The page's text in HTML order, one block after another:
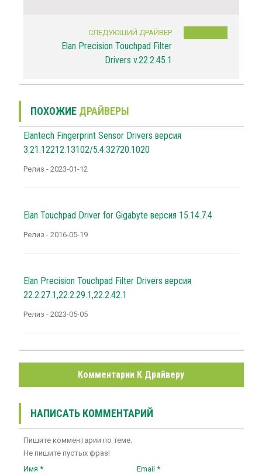
СЛЕДУЮЩИЙ ДРАЙВЕР
Elan Precision Touchpad Filter
Drivers v.22.2.45.1
ПОХОЖИЕ ДРАЙВЕРЫ
Elantech Fingerprint Sensor Drivers версия
3.21.12212.13102/5.4.32720.1020
Релиз - 2023-01-12
Elan Touchpad Driver for Gigabyte версия 15.14.7.4
Релиз - 2016-05-19
Elan Precision Touchpad Filter Drivers версия
22.2.27.1,22.2.29.1,22.2.42.1
Релиз - 2023-05-05
Комментарии К Драйверу
НАПИСАТЬ КОММЕНТАРИЙ
Пишите комментарии по теме.
Не пишите пустых фраз!
Имя *
Email *